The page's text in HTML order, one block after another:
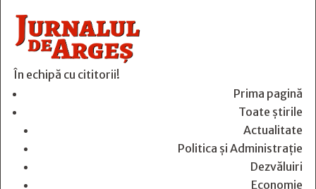
În echipă cu cititorii!
Prima pagină
Toate știrile
Actualitate
Politica și Administrație
Dezvăluiri
Economie